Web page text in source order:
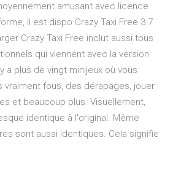
amusant avec licence
il est dispo Crazy Taxi Free 3.7
Crazy Taxi Free inclut aussi tous
qui viennent avec la version
a plus de vingt minijeux où vous
vraiment fous, des dérapages, jouer
et beaucoup plus. Visuellement,
identique à l'original. Même
sont aussi identiques. Cela signifie